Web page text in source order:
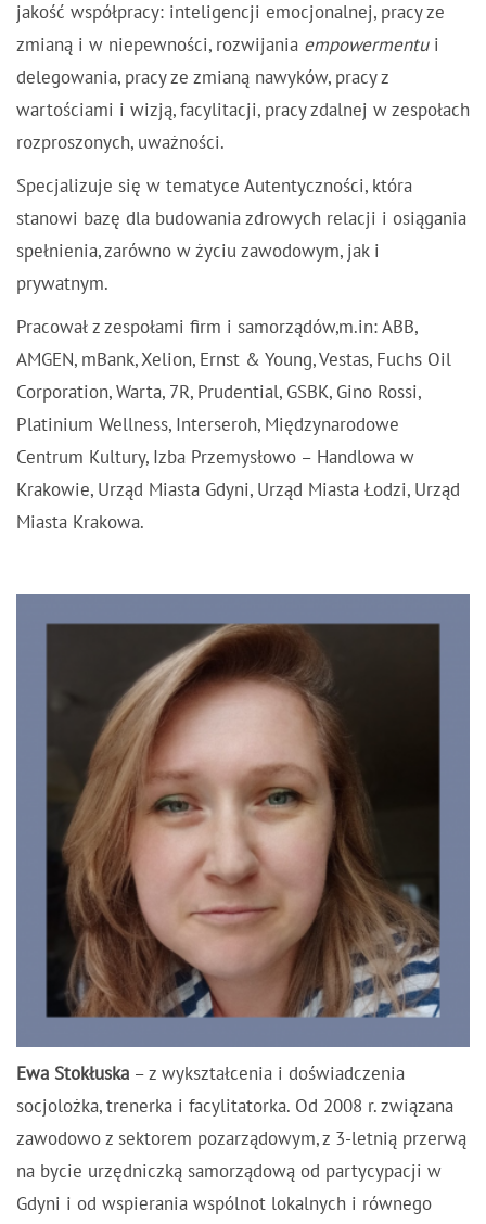
jakość współpracy: inteligencji emocjonalnej, pracy ze
zmianą i w niepewności, rozwijania empowermentui
delegowania, pracy ze zmianą nawyków, pracy z
wartościami i wizją, facylitacji, pracy zdalnej w zespołach
rozproszonych, uważności.
Specjalizuje się w tematyce Autentyczności, która
stanowi bazę dla budowania zdrowych relacji i osiągania
spełnienia, zarówno w życiu zawodowym, jak i
prywatnym.
Pracował z zespołami firm i samorządów,m.in: ABB,
AMGEN, mBank, Xelion, Ernst & Young, Vestas, Fuchs Oil
Corporation, Warta, 7R, Prudential, GSBK, Gino Rossi,
Platinium Wellness, Interseroh, Międzynarodowe
Centrum Kultury, Izba Przemysłowo – Handlowa w
Krakowie, Urząd Miasta Gdyni, Urząd Miasta Łodzi, Urząd
Miasta Krakowa.
Ewa Stokłuska – z wykształcenia i doświadczenia
socjolożka, trenerka i facylitatorka. Od 2008 r. związana
zawodowo z sektorem pozarządowym, z 3-letnią przerwą
na bycie urzędniczką samorządową od partycypacji w
Gdyni i od wspierania wspólnot lokalnych i równego